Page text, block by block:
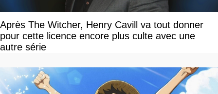
Après The Witcher, Henry Cavill va tout donner
pour cette licence encore plus culte avec une
autre série